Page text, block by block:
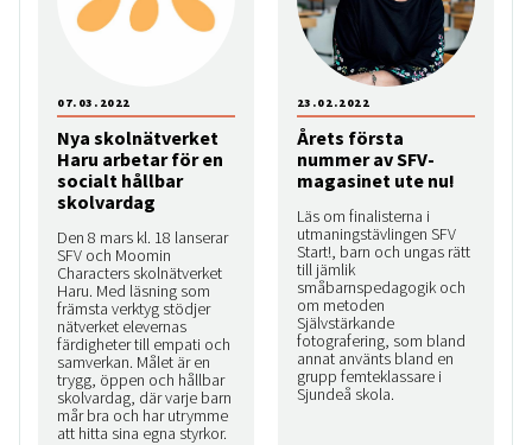
Nya skolnätverket
Haru arbetar för en
socialt hållbar
skolvardag
Den 8 mars kl. 18 lanserar
SFV och Moomin
Characters skolnätverket
Haru. Med läsning som
främsta verktyg stödjer
nätverket elevernas
färdigheter till empati och
samverkan. Målet är en
trygg, öppen och hållbar
skolvardag, där varje barn
mår bra och har utrymme
att hitta sina egna styrkor.
07.03.2022
Årets första
nummer av SFV-
magasinet ute nu!
Läs om finalisterna i
utmaningstävlingen SFV
Start!, barn och ungas rätt
till jämlik
småbarnspedagogik och
om metoden
Självstärkande
fotografering, som bland
annat använts bland en
grupp femteklassare i
Sjundeå skola.
23.02.2022